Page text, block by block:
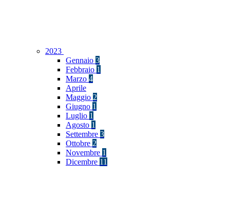
2023
Gennaio 3
Febbraio 1
Marzo 4
Aprile
Maggio 2
Giugno 1
Luglio 1
Agosto 1
Settembre 3
Ottobre 2
Novembre 1
Dicembre 11